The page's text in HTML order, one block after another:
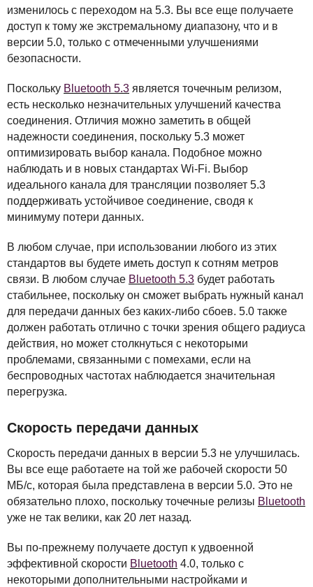
изменилось с переходом на 5.3. Вы все еще получаете
доступ к тому же экстремальному диапазону, что и в
версии 5.0, только с отмеченными улучшениями
безопасности.
Поскольку Bluetooth 5.3 является точечным релизом,
есть несколько незначительных улучшений качества
соединения. Отличия можно заметить в общей
надежности соединения, поскольку 5.3 может
оптимизировать выбор канала. Подобное можно
наблюдать и в новых стандартах Wi-Fi. Выбор
идеального канала для трансляции позволяет 5.3
поддерживать устойчивое соединение, сводя к
минимуму потери данных.
В любом случае, при использовании любого из этих
стандартов вы будете иметь доступ к сотням метров
связи. В любом случае Bluetooth 5.3 будет работать
стабильнее, поскольку он сможет выбрать нужный канал
для передачи данных без каких-либо сбоев. 5.0 также
должен работать отлично с точки зрения общего радиуса
действия, но может столкнуться с некоторыми
проблемами, связанными с помехами, если на
беспроводных частотах наблюдается значительная
перегрузка.
Скорость передачи данных
Скорость передачи данных в версии 5.3 не улучшилась.
Вы все еще работаете на той же рабочей скорости 50
МБ/с, которая была представлена в версии 5.0. Это не
обязательно плохо, поскольку точечные релизы Bluetooth
уже не так велики, как 20 лет назад.
Вы по-прежнему получаете доступ к удвоенной
эффективной скорости Bluetooth 4.0, только с
некоторыми дополнительными настройками и